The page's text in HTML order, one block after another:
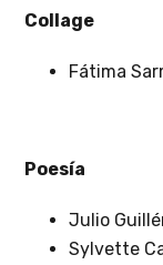
Collage
Fátima
Poesía
Julio
Sylvette